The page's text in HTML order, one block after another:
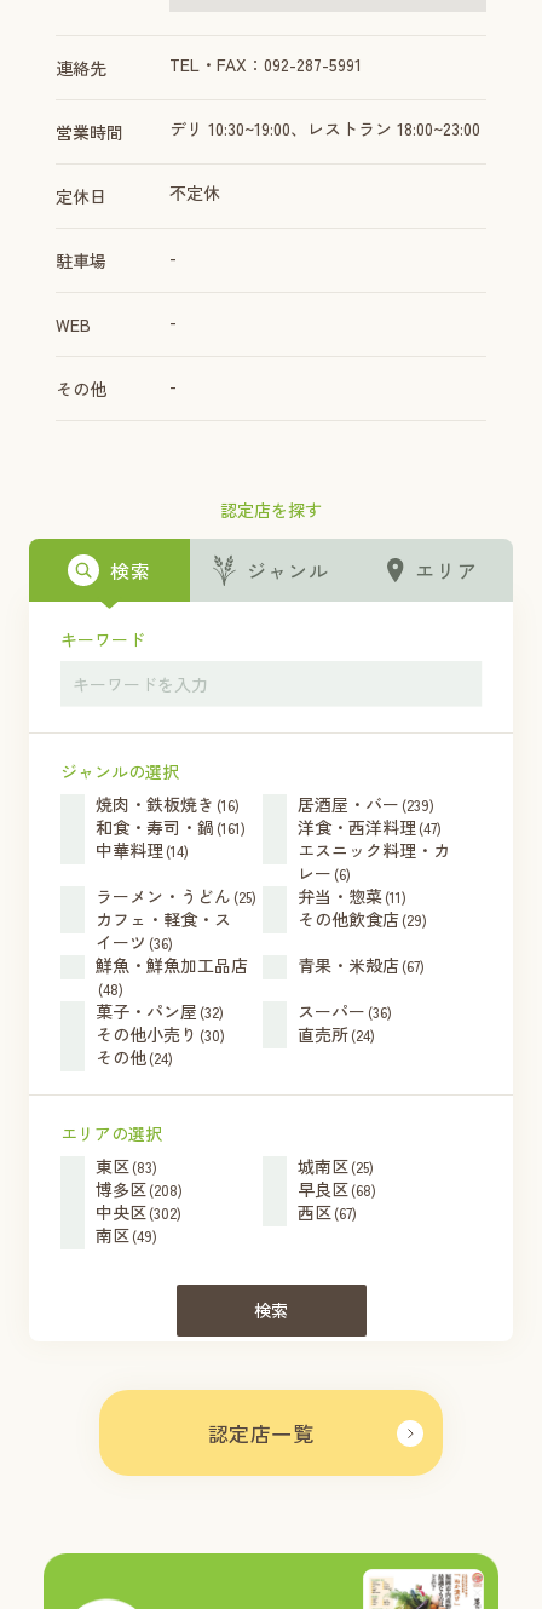
認定店一覧
認定店を探す
検索 ジャンル エリア
キーワード
ジャンルの選択
焼肉・鉄板焼き (16) 居酒屋・バー (239)
和食・寿司・鍋 (161) 洋食・西洋料理 (47)
中華料理 (14)
エスニック料理・カ
レー (6)
ラーメン・うどん (25) 弁当・惣菜(11)
カフェ・軽食・ス
イーツ (36)
その他飲食店(29)
鮮魚・鮮魚加工品店
(48)
青果・米殻店(67)
菓子・パン屋 (32) スーパー (36)
その他小売り (30) 直売所(24)
その他(24)
エリアの選択
東区(83) 城南区(25)
博多区(208) 早良区(68)
中央区(302) 西区(67)
南区(49)
検索
連絡先 TEL・FAX：092-287-5991
営業時間 デリ 10:30~19:00、レストラン 18:00~23:00
定休日 不定休
駐車場 -
WEB -
その他 -